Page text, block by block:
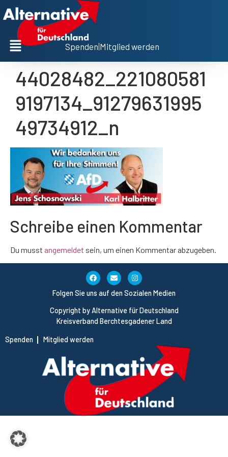
Spenden Mitglied werden
44028482_221080581
9197134_91279631995
49734912_n
Schreibe einen Kommentar
Du musst angemeldet sein, um einen Kommentar abzugeben.
Copyright by Alternative für Deutschland
Kreisverband Berchtesgadener Land
Spenden Mitglied werden
Folgen Sie uns auf den Sozialen Medien